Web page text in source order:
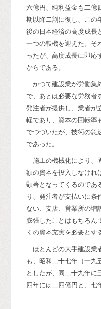
六億円、純利益金も二億
期以降二割に復し、この
後の日本経済の高度成長
一つの転機を迎えた。そ
ったが、高度成長に即応
からである。
かつて建設業が労働集
で、あとは必要な労務者
発注者が提供し、業者が
軽であり、資本の回転率
でつづいたが、技術の急
であった。
施工の機械化により、
額の資本を投入しなけれ
顕著となってくるのであ
り、発注者が支払いに条
ない、支店、営業所の増
膨張したことはもちろん
くの資本充実を必要とす
ほとんどの大手建設業
も、昭和二十七年（一九
としたが、同二十九年に
四年には二四億円と、七